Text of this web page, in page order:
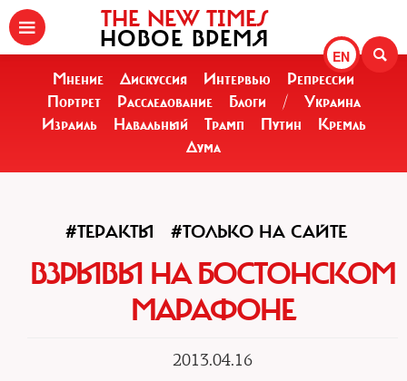
EN
THE NEW TIMES
НОВОЕ ВРЕМЯ
Мнение Дискуссия Интервью
Репрессии
Портрет
Расследование Блоги /
Украина
Израиль
Навальный Трамп Путин
Кремль
Дума
#ТЕРАКТЫ #ТОЛЬКО НА САЙТЕ
ВЗРЫВЫ НА БОСТОНСКОМ
МАРАФОНЕ
2013.04.16